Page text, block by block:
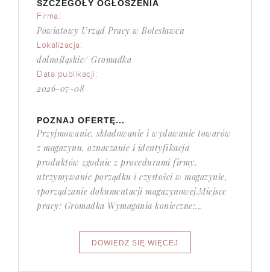
SZCZEGÓŁY OGŁOSZENIA
Firma:
Powiatowy Urząd Pracy w Bolesławcu
Lokalizacja:
dolnośląskie/ Gromadka
Data publikacji:
2026-07-08
POZNAJ OFERTĘ...
Przyjmowanie, składowanie i wydawanie towarów
z magazynu, oznaczanie i identyfikacja
produktów zgodnie z procedurami firmy,
utrzymywanie porządku i czystości w magazynie,
sporządzanie dokumentacji magazynowej.Miejsce
pracy: Gromadka Wymagania konieczne:...